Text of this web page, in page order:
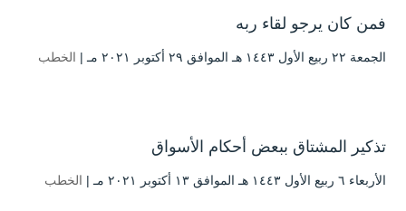
فمن كان يرجو لقاء ربه
الجمعة ۲۲ ربيع الأول ۱٤٤۳ هـ الموافق ۲۹ أكتوبر ۲۰۲۱ مـ | الخطب
تذكير المشتاق ببعض أحكام الأسواق
الأربعاء ٦ ربيع الأول ۱٤٤۳ هـ الموافق ۱۳ أكتوبر ۲۰۲۱ مـ | الخطب